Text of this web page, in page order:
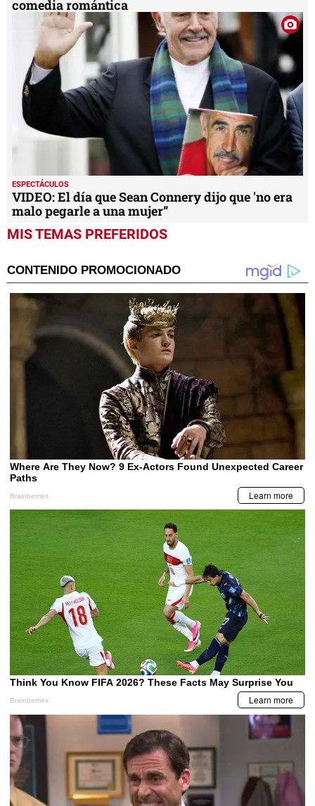
comedia romántica
ESPECTÁCULOS
VIDEO: El día que Sean Connery dijo que 'no era
malo pegarle a una mujer”
MIS TEMAS PREFERIDOS